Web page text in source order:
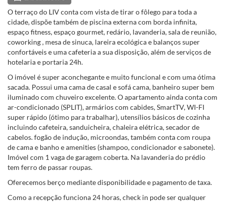
O terraço do LIV conta com vista de tirar o fôlego para toda a
cidade, dispõe também de piscina externa com borda infinita,
espaço fitness, espaço gourmet, redário, lavanderia, sala de reunião,
coworking , mesa de sinuca, lareira ecológica e balanços super
confortáveis e uma cafeteria a sua disposição, além de serviços de
hotelaria e portaria 24h.
O imóvel é super aconchegante e muito funcional e com uma ótima
sacada. Possui uma cama de casal e sofá cama, banheiro super bem
iluminado com chuveiro excelente. O apartamento ainda conta com
ar-condicionado (SPLIT), armários com cabides, SmartTV, WI-FI
super rápido (ótimo para trabalhar), utensílios básicos de cozinha
incluindo cafeteira, sanduicheira, chaleira elétrica, secador de
cabelos. fogão de indução, microondas, também conta com roupa
de cama e banho e amenities (shampoo, condicionador e sabonete).
Imóvel com 1 vaga de garagem coberta. Na lavanderia do prédio
tem ferro de passar roupas.
Oferecemos berço mediante disponibilidade e pagamento de taxa.
Como a recepção funciona 24 horas, check in pode ser qualquer